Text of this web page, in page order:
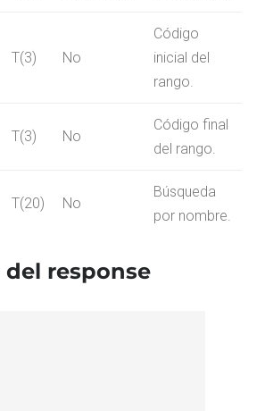
T(3) No
Código
inicial del
rango.
T(3) No
Código final
del rango.
T(20) No
Búsqueda
por nombre.
del response